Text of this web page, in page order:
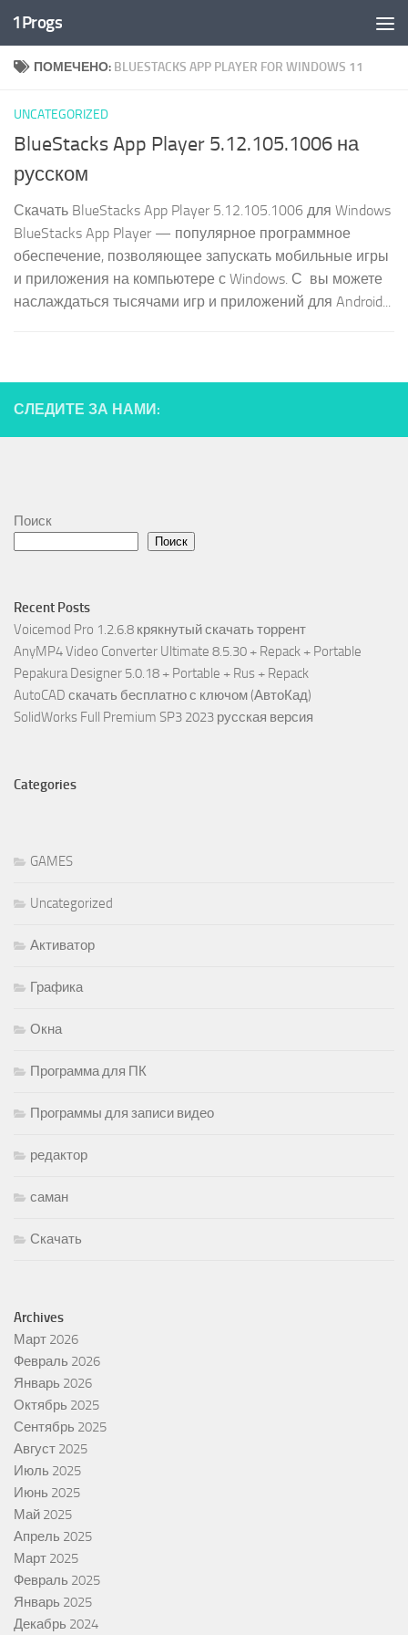
Перейти к содержимому
1Progs
ПОМЕЧЕНО: BLUESTACKS APP PLAYER FOR WINDOWS 11
UNCATEGORIZED
BlueStacks App Player 5.12.105.1006 на
русском
Скачать BlueStacks App Player 5.12.105.1006 для Windows
BlueStacks App Player — популярное программное
обеспечение, позволяющее запускать мобильные игры
и приложения на компьютере с Windows. С вы можете
наслаждаться тысячами игр и приложений для Android...
СЛЕДИТЕ ЗА НАМИ:
Поиск
Поиск
Recent Posts
Voicemod Pro 1.2.6.8 крякнутый скачать торрент
AnyMP4 Video Converter Ultimate 8.5.30 + Repack + Portable
Pepakura Designer 5.0.18 + Portable + Rus + Repack
AutoCAD скачать бесплатно с ключом (АвтоКад)
SolidWorks Full Premium SP3 2023 русская версия
Categories
GAMES
Uncategorized
Активатор
Графика
Окна
Программа для ПК
Программы для записи видео
редактор
саман
Скачать
Archives
Март 2026
Февраль 2026
Январь 2026
Октябрь 2025
Сентябрь 2025
Август 2025
Июль 2025
Июнь 2025
Май 2025
Апрель 2025
Март 2025
Февраль 2025
Январь 2025
Декабрь 2024